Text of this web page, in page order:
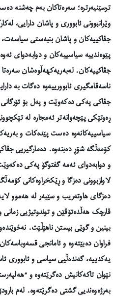
ترسێنیەرترە؛ سەرەتاکان بەم چەشنە
وێرانبوونی ئابووری و پاشان دارایی،
جڤاکییەکان و پاشان بنبەستی
پێوەندییە سیاسییەکان و دوابەدوای
جڤاکییەکان. لەبەریەکهەڵوەشان
ناسەقامگیری ئابوورییەوە دەگات بە
جڤاکی پەکی دەکەوێت و پەل بۆ
ڕەوتێکی پێچەوانەتر ئەمجارە لە
سیاسییەکانەوە دەست پێدەکات و
کۆمەڵگە شۆڕ دەبنەوە. دەمارگیریی
و دوابەدوای ئەمە گفتوگۆ پەکی
لاوازبوونی دەزگا و ڕێکخراوەکانی
دەزگای هاوتەریب و سێبەر لە هەموو
قارچک هەڵدەتۆقێن و توندوتیژیی
بینین و گوێی بیستن ناهێڵێت.
فراوان دەبێتەوە و ئامانجی
یەکدییە، گەندەڵیی سیاسی و ئابووری
نێوان تاکەکانیش دەگرێتەوە و
بەرژەوەندیی گشتی دەگرێتەوە. لەم